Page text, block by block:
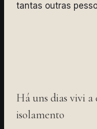
tantas outras
Há uns dias vivi a
isolamento